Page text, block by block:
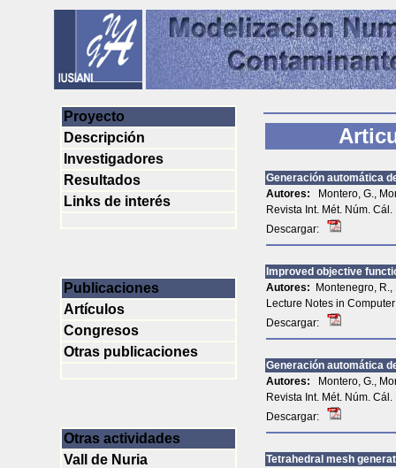
Proyecto
Descripción
Investigadores
Resultados
Links de interés
Publicaciones
Artículos
Congresos
Otras publicaciones
Otras actividades
Vall de Nuria
Generación automática
Autores:
Montero, G.,
Revista Int. Mét. Núm.
Descargar:
Improved objective
Autores:
Montenegro,
Lecture Notes in
Descargar:
Generación automática
Autores:
Montero, G.,
Revista Int. Mét. Núm.
Descargar:
Tetrahedral mesh